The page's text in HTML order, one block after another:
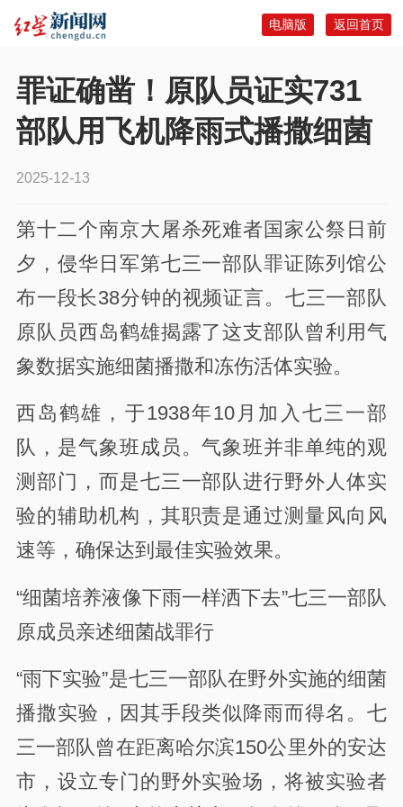
返回首页
电脑版
罪证确凿！原队员证实731
部队用飞机降雨式播撒细菌
2025-12-13
第十二个南京大屠杀死难者国家公祭日前
夕，侵华日军第七三一部队罪证陈列馆公
布一段长38分钟的视频证言。七三一部队
原队员西岛鹤雄揭露了这支部队曾利用气
象数据实施细菌播撒和冻伤活体实验。
西岛鹤雄，于1938年10月加入七三一部
队，是气象班成员。气象班并非单纯的观
测部门，而是七三一部队进行野外人体实
验的辅助机构，其职责是通过测量风向风
速等，确保达到最佳实验效果。
“细菌培养液像下雨一样洒下去”七三一部队
原成员亲述细菌战罪行
“雨下实验”是七三一部队在野外实施的细菌
播撒实验，因其手段类似降雨而得名。七
三一部队曾在距离哈尔滨150公里外的安达
市，设立专门的野外实验场，将被实验者